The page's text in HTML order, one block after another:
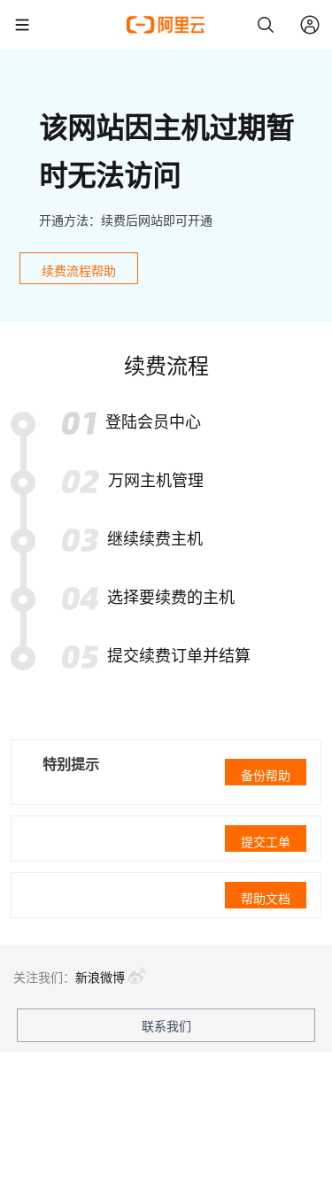
该网站因主机过期暂
时无法访问
开通方法：续费后网站即可开通
续费流程帮助
续费流程
登陆会员中心
万网主机管理
继续续费主机
选择要续费的主机
提交续费订单并结算
特别提示
备份帮助
提交工单
帮助文档